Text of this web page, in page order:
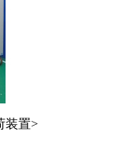
装置>